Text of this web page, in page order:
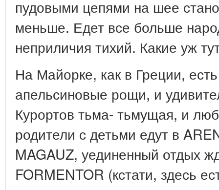
пудовыми цепями на шее
меньше. Едет все больше
неприличия тихий. Какие уж
На Майорке, как в Греции,
апельсиновые рощи, и
Курортов тьма- тьмущая, и
родители с детьми едут в
MAGAUZ, уединенный отдых
FORMENTOR (кстати, здесь